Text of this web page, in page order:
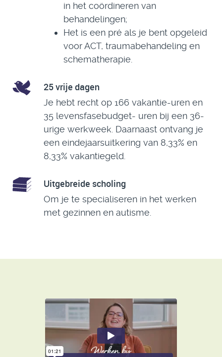
in het coördineren van
behandelingen;
Het is een pré als je bent opgeleid
voor ACT, traumabehandeling en
schematherapie.
25 vrije dagen
Je hebt recht op 166 vakantie-uren en
35 levensfasebudget- uren bij een 36-
urige werkweek. Daarnaast ontvang je
een eindejaarsuitkering van 8,33% en
8,33% vakantiegeld.
Uitgebreide scholing
Om je te specialiseren in het werken
met gezinnen en autisme.